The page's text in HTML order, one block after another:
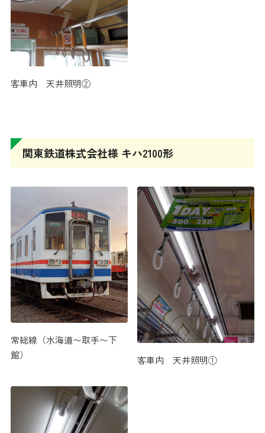
客車内 天井照明②
関東鉄道株式会社様 キハ2100形
常総線（水海道〜取手〜下
館）
客車内 天井照明①